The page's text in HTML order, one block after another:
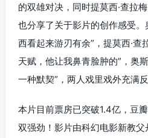
的双雄对决，同时提莫西·查拉
也分享了关于影片的创作感受。
西看起来游刃有余”，提莫西·查
天赋，他让我鼻青脸肿的”，奥
一种默契”，两人戏里戏外充满反
本片目前票房已突破1.4亿，豆
双强劲！影片由科幻电影新教父